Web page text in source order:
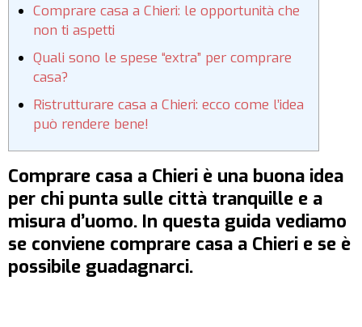
Comprare casa a Chieri: le opportunità che
non ti aspetti
Quali sono le spese “extra” per comprare
casa?
Ristrutturare casa a Chieri: ecco come l’idea
può rendere bene!
Comprare casa a Chieri è una buona idea
per chi punta sulle città tranquille e a
misura d’uomo. In questa guida vediamo
se conviene comprare casa a Chieri e se è
possibile guadagnarci.